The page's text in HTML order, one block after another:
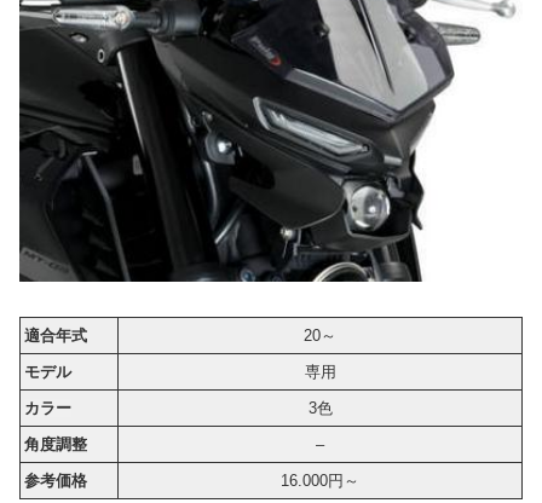
適合年式
20～
モデル
専用
カラー
3色
角度調整
–
参考価格
16.000円～